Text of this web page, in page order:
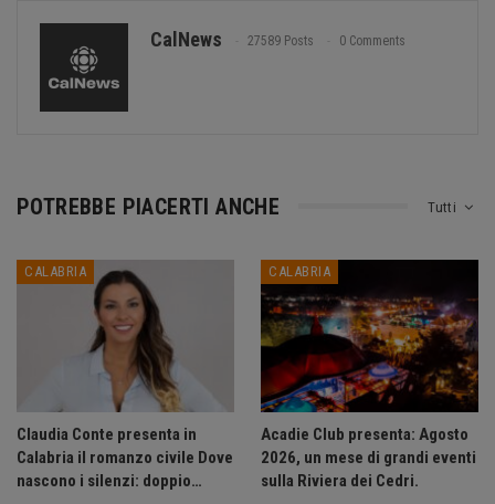
CalNews 27589 Posts 0 Comments
Tutti
POTREBBE PIACERTI ANCHE
CALABRIA
Claudia Conte presenta in
Calabria il romanzo civile Dove
nascono i silenzi: doppio…
CALABRIA
Acadie Club presenta: Agosto
2026, un mese di grandi eventi
sulla Riviera dei Cedri.